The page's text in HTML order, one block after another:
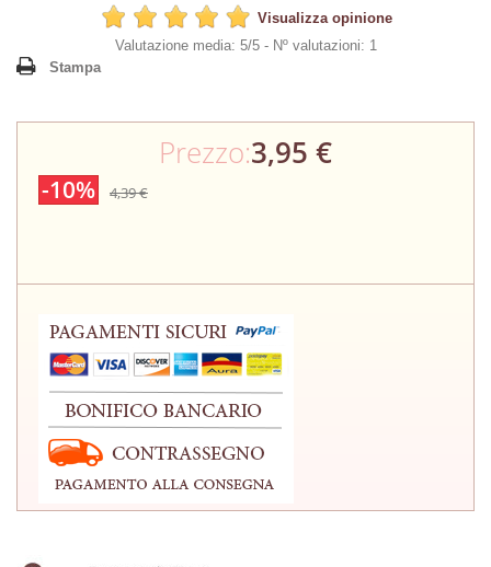
Visualizza opinione
Valutazione media: 5/5 -Nº valutazioni: 1
Stampa
Prezzo:3,95 €
-10% 4,39 €